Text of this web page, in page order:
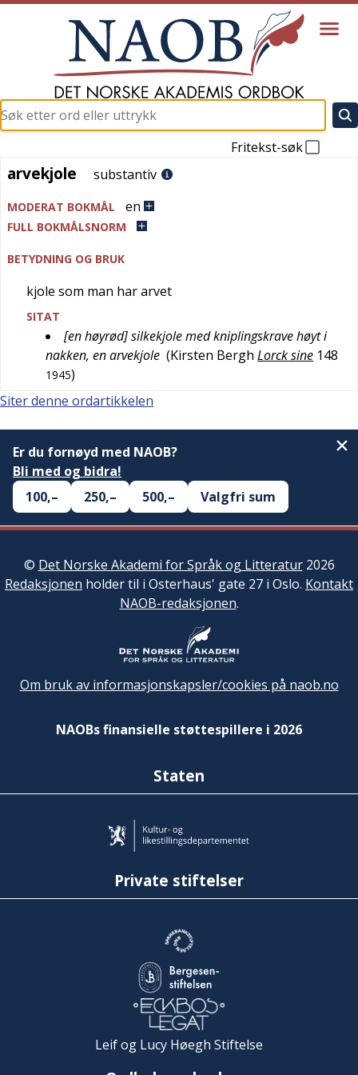
Fritekst-søk
arvekjole
arvekjole substantiv
MODERAT BOKMÅL en
FULL BOKMÅLSNORM
BETYDNING OG BRUK
kjole som man har arvet
SITAT
[en høyrød] silkekjole med kniplingskrave høyt i
nakken, en arvekjole (Kirsten Bergh Lorck sine 148
1945)
Siter denne ordartikkelen
Er du fornøyd med NAOB?
Bli med og bidra!
100,–
250,– 500,– Valgfri sum
© Det Norske Akademi for Språk og Litteratur2026
Redaksjonen holder til i Osterhaus' gate 27 i Oslo. Kontakt
NAOB-redaksjonen.
Om bruk av informasjonskapsler/cookies på naob.no
NAOBs finansielle støttespillere i 2026
Staten
Private stiftelser
Leif og Lucy Høegh Stiftelse